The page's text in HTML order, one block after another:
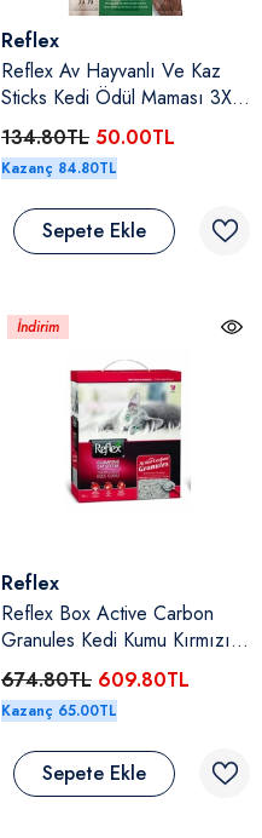
Satıcı:
Reflex
Reflex Av Hayvanlı Ve Kaz
Sticks Kedi Ödül Maması 3X5
Gr
134.80TL 50.00TL
Kazanç 84.80TL
Sepete Ekle
İndirim
Satıcı:
Reflex
Reflex Box Active Carbon
Granules Kedi Kumu Kırmızı
10 Lt
674.80TL 609.80TL
Kazanç 65.00TL
Sepete Ekle